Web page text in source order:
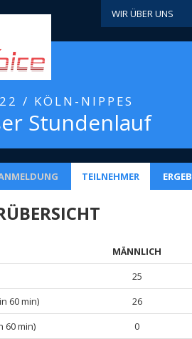
WIR ÜBER UNS
/ KÖLN-NIPPES
Stundenlauf
TEILNEHMER
MÄNNLICH
25
60 min)
26
60 min)
0